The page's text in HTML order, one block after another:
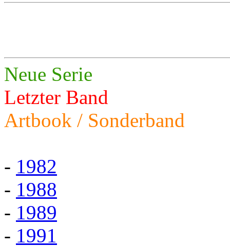
Neue Serie
Letzter Band
Artbook / Sonderband
- 1982
- 1988
- 1989
- 1991